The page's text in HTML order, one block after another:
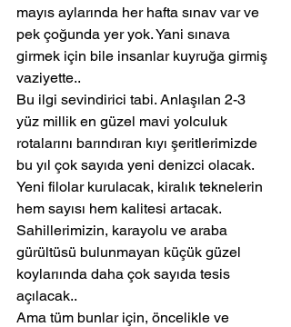
mayıs aylarında her hafta sınav var ve
pek çoğunda yer yok. Yani sınava
girmek için bile insanlar kuyruğa girmiş
vaziyette..
Bu ilgi sevindirici tabi. Anlaşılan 2-3
yüz millik en güzel mavi yolculuk
rotalarını barındıran kıyı şeritlerimizde
bu yıl çok sayıda yeni denizci olacak.
Yeni filolar kurulacak, kiralık teknelerin
hem sayısı hem kalitesi artacak.
Sahillerimizin, karayolu ve araba
gürültüsü bulunmayan küçük güzel
koylarıında daha çok sayıda tesis
açılacak..
Ama tüm bunlar için, öncelikle ve